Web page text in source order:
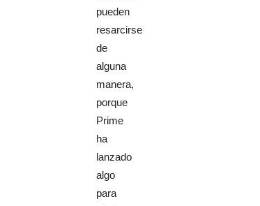
pueden
resarcirse
de
alguna
manera,
porque
Prime
ha
lanzado
algo
para